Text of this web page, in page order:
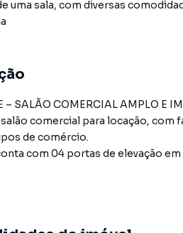
uma sala, com diversas
– SALÃO COMERCIAL AMPLO E
comercial para locação, com
de comércio.
com 04 portas de elevação
do imóvel: